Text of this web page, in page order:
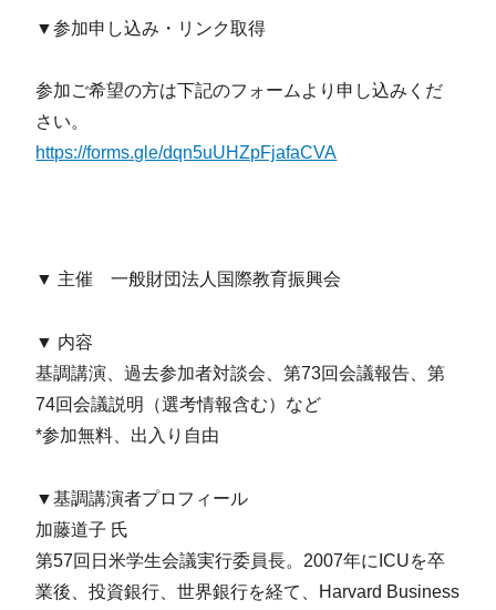
▼参加申し込み・リンク取得
参加ご希望の方は下記のフォームより申し込みくだ
さい。
https://forms.gle/dqn5uUHZpFjafaCVA
▼ 主催 一般財団法人国際教育振興会
▼ 内容
基調講演、過去参加者対談会、第73回会議報告、第
74回会議説明（選考情報含む）など
*参加無料、出入り自由
▼基調講演者プロフィール
加藤道子 氏
第57回日米学生会議実行委員⻑。2007年にICUを卒
業後、投資銀行、世界銀行を経て、Harvard Business